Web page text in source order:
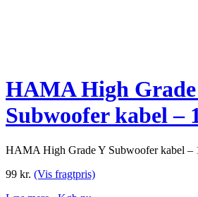
HAMA High
Subwoofer kabel –
HAMA High Grade Y Subwoofer kabel –
99 kr. (Vis fragtpris)